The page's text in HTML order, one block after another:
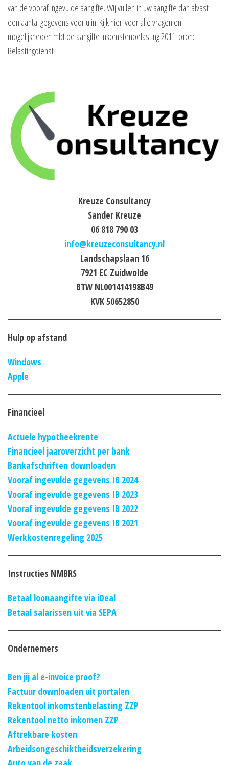
van de vooraf ingevulde aangifte. Wij vullen in uw aangifte dan alvast
een aantal gegevens voor u in. Kijk hier voor alle vragen en
mogelijkheden mbt de aangifte inkomstenbelasting 2011. bron:
Belastingdienst
Kreuze Consultancy
Sander Kreuze
06 818 790 03
info@kreuzeconsultancy.nl
Landschapslaan 16
7921 EC Zuidwolde
BTW NL001414198B49
KVK 50652850
Hulp op afstand
Windows
Apple
Financieel
Actuele hypotheekrente
Financieel jaaroverzicht per bank
Bankafschriften downloaden
Vooraf ingevulde gegevens IB 2024
Vooraf ingevulde gegevens IB 2023
Vooraf ingevulde gegevens IB 2022
Vooraf ingevulde gegevens IB 2021
Werkkostenregeling 2025
Instructies NMBRS
Betaal loonaangifte via iDeal
Betaal salarissen uit via SEPA
Ondernemers
Ben jij al e-invoice proof?
Factuur downloaden uit portalen
Rekentool inkomstenbelasting ZZP
Rekentool netto inkomen ZZP
Aftrekbare kosten
Arbeidsongeschiktheidsverzekering